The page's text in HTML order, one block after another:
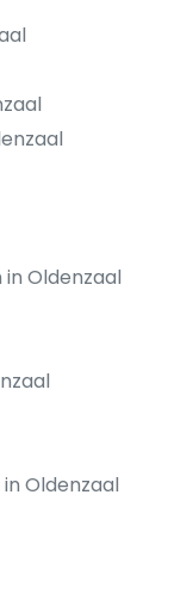
Oldenzaal
Oldenzaal